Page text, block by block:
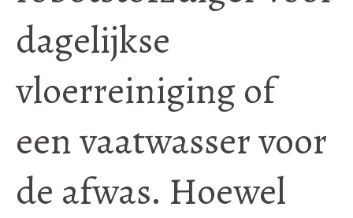
dagelijkse
vloerreiniging of
een vaatwasser voor
de afwas. Hoewel